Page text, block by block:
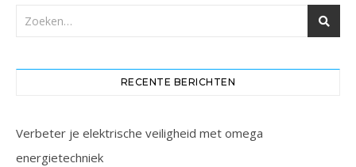
RECENTE BERICHTEN
Verbeter je elektrische veiligheid met omega
energietechniek